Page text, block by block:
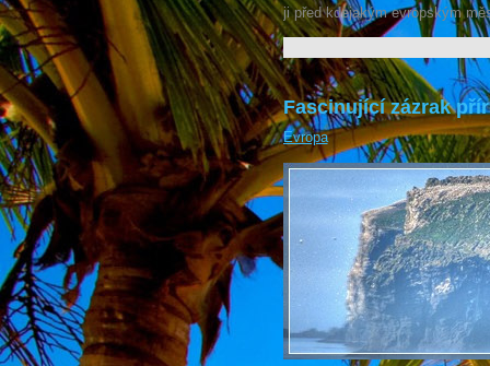
ji před kdejakým evropským
Fascinující zázrak
Evropa